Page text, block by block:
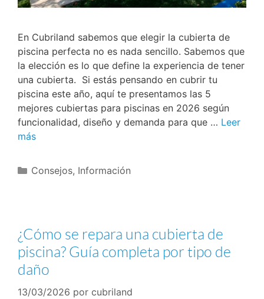
En Cubriland sabemos que elegir la cubierta de
piscina perfecta no es nada sencillo. Sabemos que
la elección es lo que define la experiencia de tener
una cubierta. Si estás pensando en cubrir tu
piscina este año, aquí te presentamos las 5
mejores cubiertas para piscinas en 2026 según
funcionalidad, diseño y demanda para que … Leer
más
Consejos, Información
¿Cómo se repara una cubierta de
piscina? Guía completa por tipo de
daño
13/03/2026 por cubriland